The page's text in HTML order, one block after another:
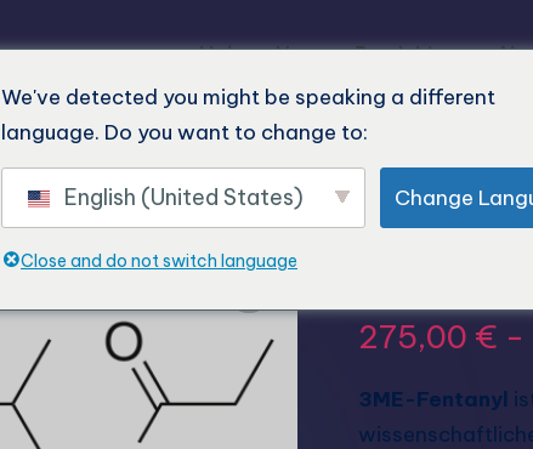
Heim Unsere Produkte
275,00 € -
3ME-Fentanyl
We've detected you might be speaking a different
language. Do you want to change to:
English (United States) Change
Close and do not switch language